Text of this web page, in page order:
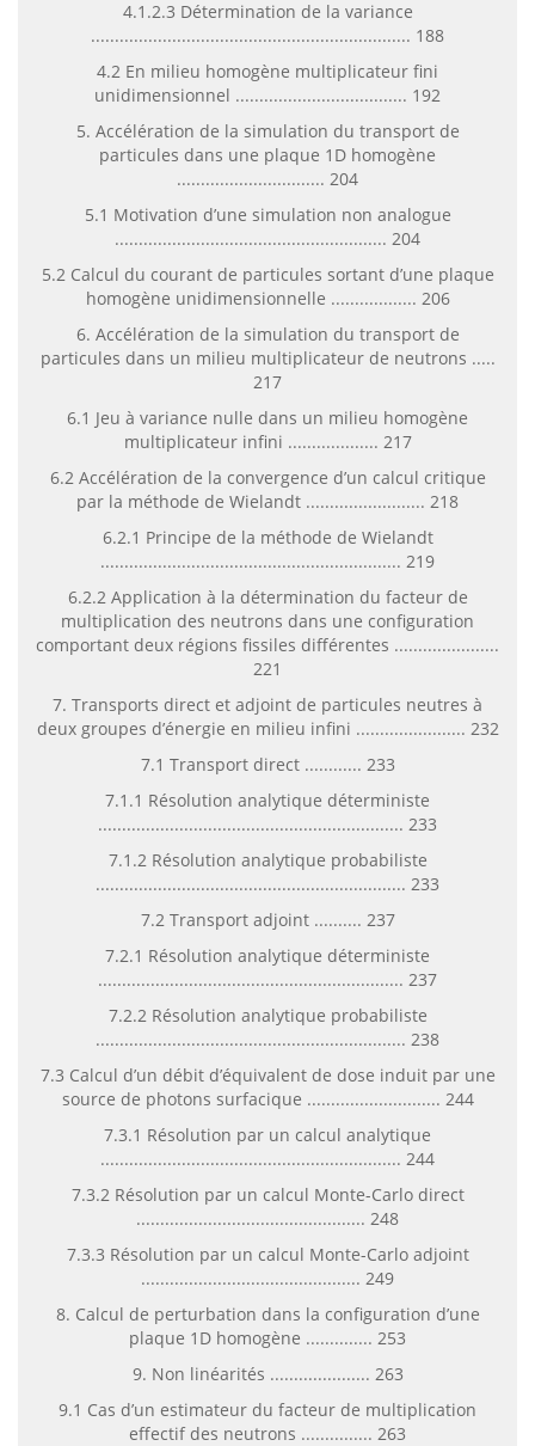
4.1.2.3 Détermination de la variance
................................................................... 188
4.2 En milieu homogène multiplicateur fini
unidimensionnel .................................... 192
5. Accélération de la simulation du transport de
particules dans une plaque 1D homogène
............................... 204
5.1 Motivation d’une simulation non analogue
......................................................... 204
5.2 Calcul du courant de particules sortant d’une plaque
homogène unidimensionnelle .................. 206
6. Accélération de la simulation du transport de
particules dans un milieu multiplicateur de neutrons .....
217
6.1 Jeu à variance nulle dans un milieu homogène
multiplicateur infini ................... 217
6.2 Accélération de la convergence d’un calcul critique
par la méthode de Wielandt ......................... 218
6.2.1 Principe de la méthode de Wielandt
............................................................... 219
6.2.2 Application à la détermination du facteur de
multiplication des neutrons dans une configuration
comportant deux régions fissiles différentes ......................
221
7. Transports direct et adjoint de particules neutres à
deux groupes d’énergie en milieu infini ....................... 232
7.1 Transport direct ............ 233
7.1.1 Résolution analytique déterministe
................................................................ 233
7.1.2 Résolution analytique probabiliste
................................................................. 233
7.2 Transport adjoint .......... 237
7.2.1 Résolution analytique déterministe
................................................................ 237
7.2.2 Résolution analytique probabiliste
................................................................. 238
7.3 Calcul d’un débit d’équivalent de dose induit par une
source de photons surfacique ............................ 244
7.3.1 Résolution par un calcul analytique
............................................................... 244
7.3.2 Résolution par un calcul Monte-Carlo direct
................................................ 248
7.3.3 Résolution par un calcul Monte-Carlo adjoint
.............................................. 249
8. Calcul de perturbation dans la configuration d’une
plaque 1D homogène .............. 253
9. Non linéarités ..................... 263
9.1 Cas d’un estimateur du facteur de multiplication
effectif des neutrons ............... 263